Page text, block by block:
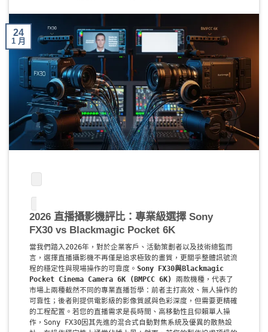
24
1 月
2026 直播攝影機評比：專業級選擇 Sony
FX30 vs Blackmagic Pocket 6K
當我們踏入2026年，對於企業客戶、活動策劃者以及技術總監而
言，選擇直播攝影機不再僅是追求極致的畫質，更關乎整體訊號流
程的穩定性與現場操作的可靠度。 Sony FX30與Blackmagic
Pocket Cinema Camera 6K (BMPCC 6K)
兩款機種，代表了
市場上兩種截然不同的專業直播哲學：前者主打高效、無人操作的
可靠性；後者則提供電影級的影像質感與色彩深度，但需要更精確
的工程配置。若您的直播需求是長時間、高移動性且仰賴單人操
作，Sony FX30因其先進的混合式自動對焦系統及優異的散熱設